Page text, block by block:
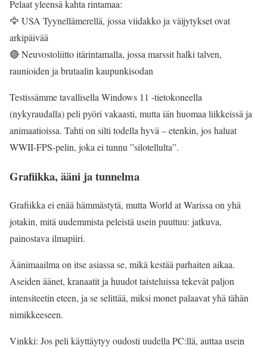
Pelaat yleensä kahta rintamaa:
🦅 USA Tyynellämerellä, jossa viidakko ja väijytykset ovat
arkipäivää
🔴 Neuvostoliitto itärintamalla, jossa marssit halki talven,
raunioiden ja brutaalin kaupunkisodan
Testissämme tavallisella Windows 11 -tietokoneella
(nykyraudalla) peli pyöri vakaasti, mutta iän huomaa liikkeissä ja
animaatioissa. Tahti on silti todella hyvä – etenkin, jos haluat
WWII-FPS-pelin, joka ei tunnu ”silotellulta”.
Grafiikka, ääni ja tunnelma
Grafiikka ei enää hämmästytä, mutta World at Warissa on yhä
jotakin, mitä uudemmista peleistä usein puuttuu: jatkuva,
painostava ilmapiiri.
Äänimaailma on itse asiassa se, mikä kestää parhaiten aikaa.
Aseiden äänet, kranaatit ja huudot taisteluissa tekevät paljon
intensiteetin eteen, ja se selittää, miksi monet palaavat yhä tähän
nimikkeeseen.
Vinkki: Jos peli käyttäytyy oudosti uudella PC:llä, auttaa usein